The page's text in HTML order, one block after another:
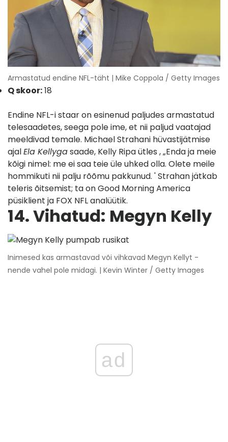
Armastatud endine NFL-täht | Mike Coppola / Getty Images
Q skoor:18
Endine NFL-i staar on esinenud paljudes armastatud
telesaadetes, seega pole ime, et nii paljud vaatajad
meeldivad temale. Michael Strahani hüvastijätmise
ajalEla Kellygasaade, Kelly Ripaütles , „Enda ja meie
kõigi nimel: me ei saa teie üle uhked olla. Olete meile
hommikuti nii palju rõõmu pakkunud. ' Strahan jätkab
teleris õitsemist; ta on Good Morning America
püsiklient ja FOX NFL analüütik.
14. Vihatud: Megyn Kelly
Inimesed kas armastavad või vihkavad Megyn Kellyt -
nende vahel pole midagi. | Kevin Winter / Getty Images
ad